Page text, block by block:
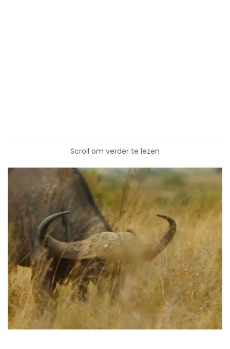
Scroll om verder te lezen